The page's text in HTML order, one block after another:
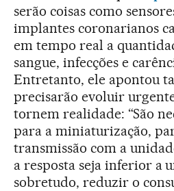
serão coisas como
implantes coronarianos
em tempo real a
sangue, infecções e
Entretanto, ele apontou
precisarão evoluir
tornem realidade: “São
para a miniaturização,
transmissão com a
a resposta seja inferior a
sobretudo, reduzir o